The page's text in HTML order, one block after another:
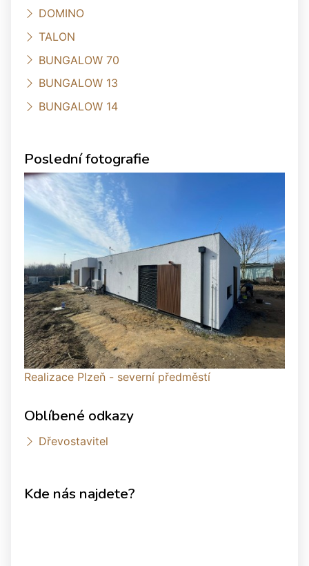
DOMINO
TALON
BUNGALOW 70
BUNGALOW 13
BUNGALOW 14
Poslední fotografie
Realizace Plzeň - severní předměstí
Oblíbené odkazy
Dřevostavitel
Kde nás najdete?